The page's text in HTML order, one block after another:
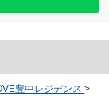
豊中レジデンス >